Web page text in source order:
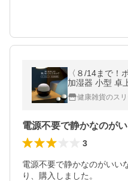
〈８/14まで！
加湿器 小型 卓
しゃれ 静か 寝
健康雑貨のス
3
電源不要で静かなのがいい
り、購入しました。